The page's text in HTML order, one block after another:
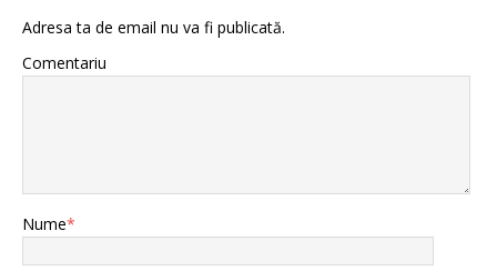
Adresa ta de email nu va fi publicată.
Comentariu
Nume*